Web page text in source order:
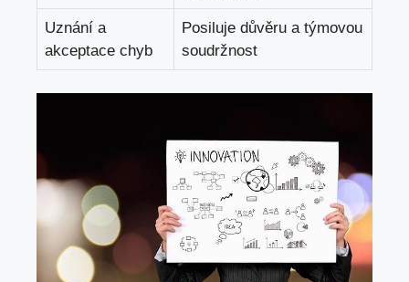
Uznání a
akceptace chyb
Posiluje důvěru a týmovou
soudržnost